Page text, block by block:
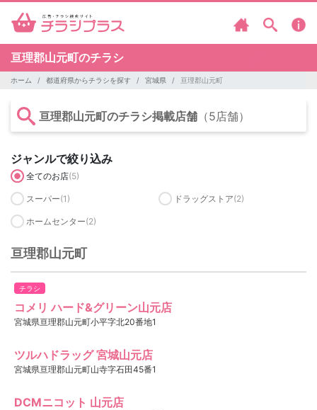
亘理郡山元町のチラシ
ホーム 都道府県からチラシを探す 宮城県 亘理郡山元町
亘理郡山元町のチラシ掲載店舗 （5店舗）
ジャンルで絞り込み
全てのお店(5)
スーパー(1) ドラッグストア(2)
ホームセンター(2)
亘理郡山元町
チラシ
コメリ ハード&グリーン山元店
宮城県亘理郡山元町小平字北20番地1
ツルハドラッグ 宮城山元店
宮城県亘理郡山元町山寺字石田45番1
DCMニコット 山元店